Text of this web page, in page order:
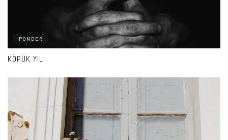
PONDER
KÖPÜK YILI